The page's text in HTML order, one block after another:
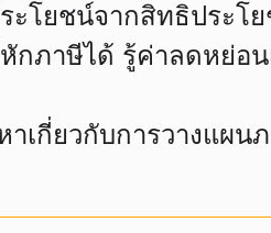
ะโยชน์จากสิทธิประโ
กภาษีได้ รู้ค่าลดหย่อ
าเกี่ยวกับการวางแผน